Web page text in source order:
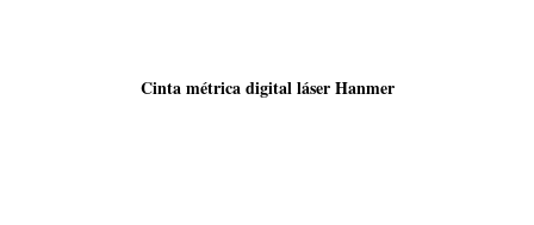
Cinta métrica digital láser Hanmer